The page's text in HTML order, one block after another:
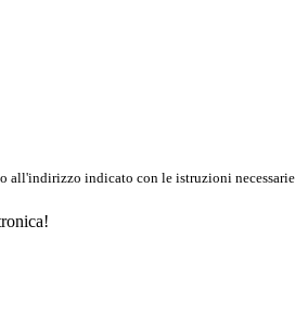
all'indirizzo indicato con le istruzioni